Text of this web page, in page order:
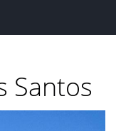
Santos